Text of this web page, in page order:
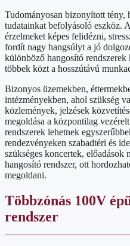
Tudományosan bizonyított tény,
tudatainkat befolyásoló eszköz.
érzelmeket képes felidézni,
fordít nagy hangsúlyt a jó
különböző hangosító
többek közt a hosszútávú
Bizonyos üzemekben,
intézményekben, ahol szükség
közlemények, jelzések
megoldása a központilag
rendszerek lehetnek
rendezvényeken szabadtéri és
szükséges koncertek,
hangosító rendszer, ott
megoldani.
Többzónás 100V
rendszer